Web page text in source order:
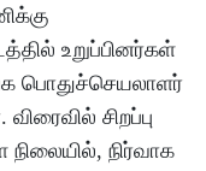
உறுப்பினர்கள்
பொதுச்செயலாளர்
சிறப்பு
நிர்வாக